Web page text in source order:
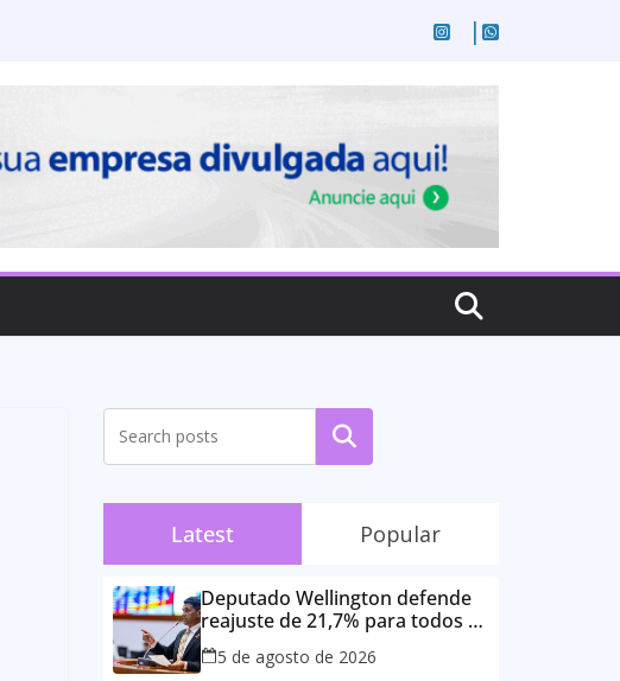
Pesquisar
Latest Popular
Deputado Wellington defende
reajuste de 21,7% para todos os
servidores públicos e
aposentados do Maranhão
5 de agosto de 2026